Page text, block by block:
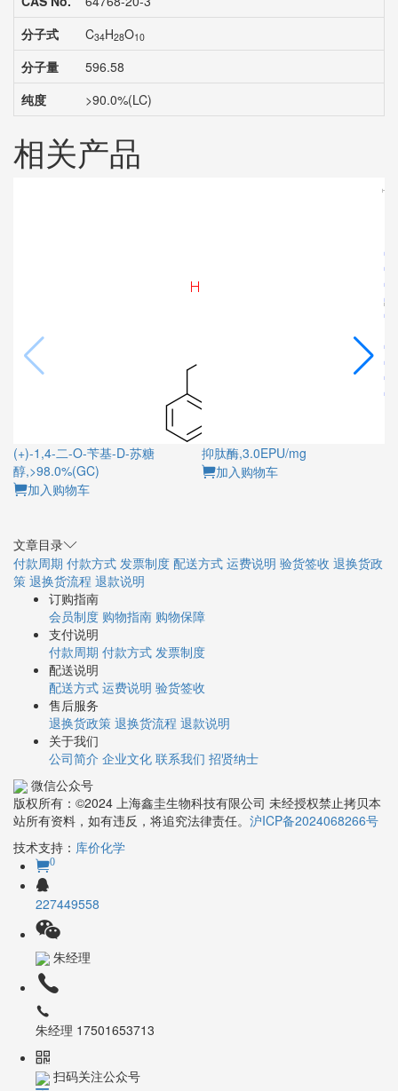
分子式
C34H28O10
分子量
596.58
纯度
>90.0%(LC)
相关产品
(+)-1,4-二-O-苄基-D-苏糖
醇,>98.0%(GC)
加入购物车
抑肽酶,3.0EPU/mg
加入购物车
文章目录
付款周期 付款方式 发票制度 配送方式 运费说明 验货签收 退换货政
策 退换货流程 退款说明
订购指南
会员制度 购物指南 购物保障
支付说明
付款周期 付款方式 发票制度
配送说明
配送方式 运费说明 验货签收
售后服务
退换货政策 退换货流程 退款说明
关于我们
公司简介 企业文化 联系我们 招贤纳士
微信公众号
版权所有：©2024 上海鑫圭生物科技有限公司 未经授权禁止拷贝本
站所有资料，如有违反，将追究法律责任。 沪ICP备2024068266号
技术支持： 库价化学
0
227449558
朱经理
朱经理 17501653713
扫码关注公众号